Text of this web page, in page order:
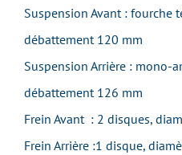
Suspension Avant : fourche
débattement 120 mm
Suspension Arrière : mono-
débattement 126 mm
Frein Avant : 2 disques,
Frein Arrière :1 disque,